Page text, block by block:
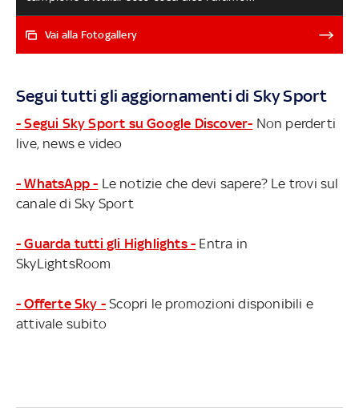
aggiornamento del ranking decennale della Uefa,
ritoccato al termine delle coppe europee nella stagione
le posizioni delle italiane e la classifica
Vai alla Fotogallery
Segui tutti gli aggiornamenti di Sky Sport
- Segui Sky Sport su Google Discover- Non perderti
live, news e video
- WhatsApp - Le notizie che devi sapere? Le trovi sul
canale di Sky Sport
- Guarda tutti gli Highlights - Entra in
SkyLightsRoom
- Offerte Sky - Scopri le promozioni disponibili e
attivale subito